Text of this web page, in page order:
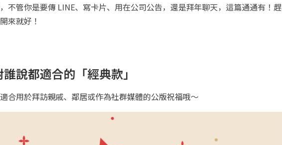
不管你是要傳 LINE、寫卡片、用在公司公告，還是拜年聊天，這篇通通有！趕
來就好！
說都適合的「經典款」
合用於拜訪親戚、鄰居或作為社群媒體的公版祝福哦～